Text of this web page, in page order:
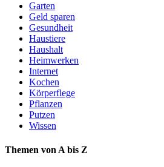
Garten
Geld sparen
Gesundheit
Haustiere
Haushalt
Heimwerken
Internet
Kochen
Körperflege
Pflanzen
Putzen
Wissen
Themen von A bis Z